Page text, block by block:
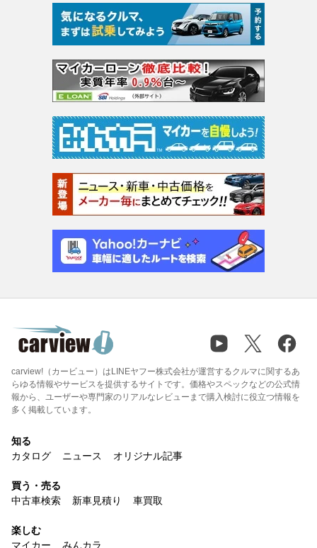
carview!（カービュー）はLINEヤフー株式会社が運営するクルマに関するあ
らゆる情報やサービスを提供するサイトです。価格やスペックなどの公式情
報から、ユーザーや専門家のリアルなレビューまで購入検討に役立つ情報を
多く掲載しています。
知る
カタログ
ニュース オリジナル記事
買う・売る
中古車検索
新車見積り 車買取
楽しむ
マイカー
みんカラ